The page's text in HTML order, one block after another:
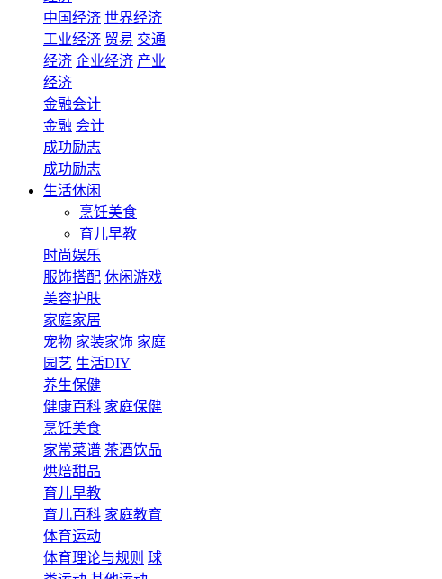
中国经济 世界经济
工业经济 贸易 交通
经济 企业经济 产业
经济
金融会计
金融 会计
成功励志
成功励志
生活休闲
烹饪美食
育儿早教
时尚娱乐
服饰搭配 休闲游戏
美容护肤
家庭家居
宠物 家装家饰 家庭
园艺 生活DIY
养生保健
健康百科 家庭保健
烹饪美食
家常菜谱 茶酒饮品
烘焙甜品
育儿早教
育儿百科 家庭教育
体育运动
体育理论与规则 球